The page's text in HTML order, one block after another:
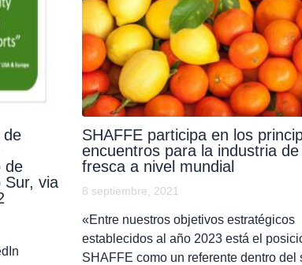
de
de
Sur, via
SHAFFE participa en los
encuentros para la industria
fresca a nivel mundial
8 septiembre, 2021
«Entre nuestros objetivos estratégicos
establecidos al año 2023 está el
SHAFFE como un referente dentro del